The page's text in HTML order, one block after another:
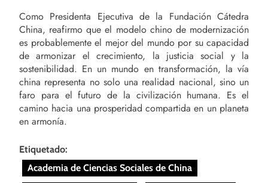
Como Presidenta Ejecutiva de la Fundación Cátedra
China, reafirmo que el modelo chino de modernización
es probablemente el mejor del mundo por su capacidad
de armonizar el crecimiento, la justicia social y la
sostenibilidad. En un mundo en transformación, la vía
china representa no solo una realidad nacional, sino un
faro para el futuro de la civilización humana. Es el
camino hacia una prosperidad compartida en un planeta
en armonía.
Etiquetado:
Academia de Ciencias Sociales de China